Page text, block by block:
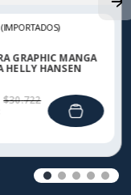
GRAPHIC MANGA
HELLY HANSEN
$30.722